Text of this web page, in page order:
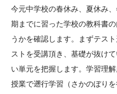
今元中学校の春休み、夏休み
期までに習った学校の教科書
うかを確認します。まずテス
ストを受講頂き、基礎が抜け
い単元を把握します。学習理
授業で遡行学習（さかのぼり